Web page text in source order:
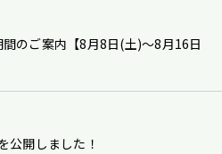
のご案内【8月8日(土)～8月16日
開しました！